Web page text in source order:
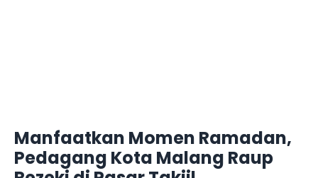
Manfaatkan Momen Ramadan,
Pedagang Kota Malang Raup